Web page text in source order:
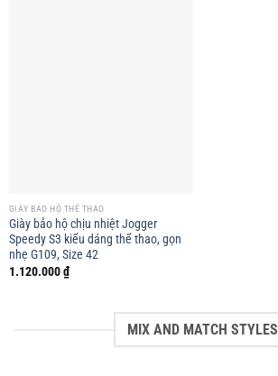
GIÀY BẢO HỘ THỂ THAO
Giày bảo hộ chịu nhiệt Jogger
Speedy S3 kiểu dáng thể thao, gọn
nhẹ G109, Size 42
1.120.000₫
MIX AND MATCH STYLES